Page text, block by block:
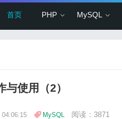
首页 PHP MySQL
使用（2）
04:06:15 MySQL 阅读：3871